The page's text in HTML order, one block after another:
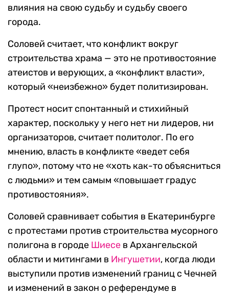
влияния на свою судьбу и судьбу своего
города.
Соловей считает, что конфликт вокруг
строительства храма — это не противостояние
атеистов и верующих, а «конфликт власти»,
который «неизбежно» будет политизирован.
Протест носит спонтанный и стихийный
характер, поскольку у него нет ни лидеров, ни
организаторов, считает политолог. По его
мнению, власть в конфликте «ведет себя
глупо», потому что не «хоть как-то объясниться
с людьми» и тем самым «повышает градус
противостояния».
Соловей сравнивает события в Екатеринбурге
с протестами против строительства мусорного
полигона в городе Шиесе в Архангельской
области и митингами в Ингушетии, когда люди
выступили против изменений границ с Чечней
и изменений в закон о референдуме в